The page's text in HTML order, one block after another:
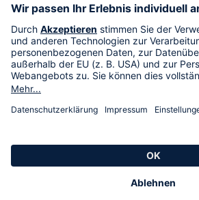
Im TV
HSE International